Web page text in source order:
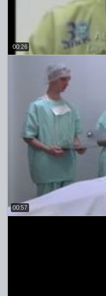
00:26
00:57